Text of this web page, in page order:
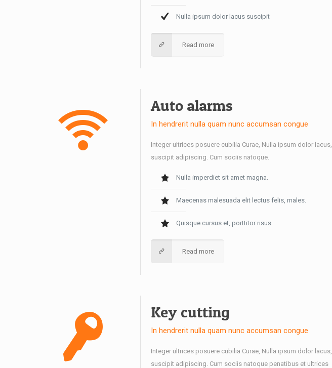
Nulla ipsum dolor lacus suscipit
Read more
Auto alarms
In hendrerit nulla quam nunc accumsan congue
Integer ultrices posuere cubilia Curae, Nulla ipsum dolor lacus,
suscipit adipiscing. Cum sociis natoque.
Nulla imperdiet sit amet magna.
Maecenas malesuada elit lectus felis, males.
Quisque cursus et, porttitor risus.
Read more
Key cutting
In hendrerit nulla quam nunc accumsan congue
Integer ultrices posuere cubilia Curae, Nulla ipsum dolor lacus,
suscipit adipiscing. Cum sociis natoque penatibus et ultrices